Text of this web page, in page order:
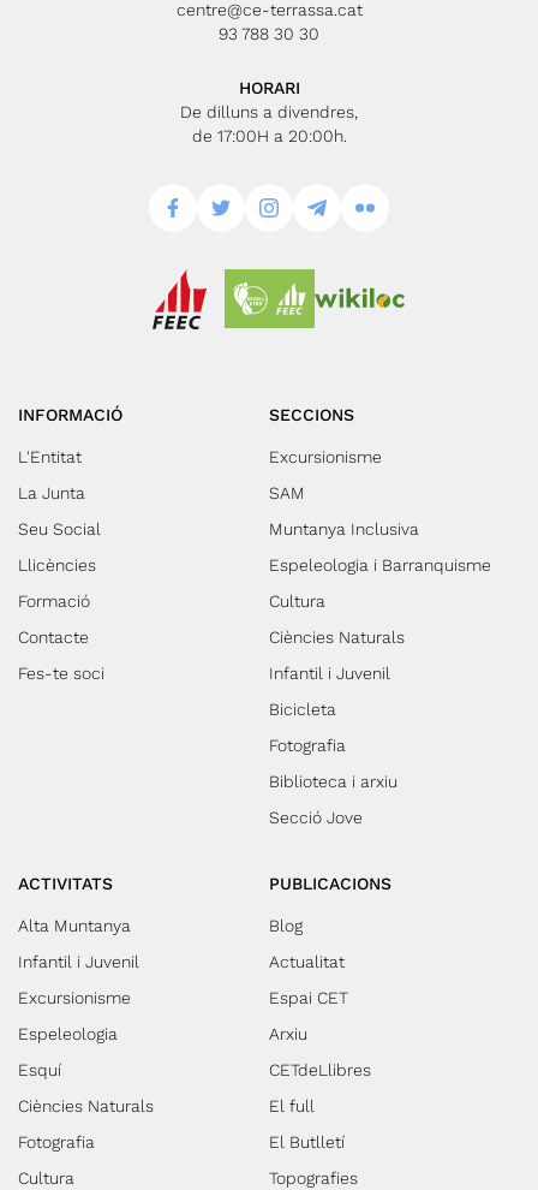
centre@ce-terrassa.cat
93 788 30 30
HORARI
De dilluns a divendres,
de 17:00H a 20:00h.
INFORMACIÓ
L'Entitat
La Junta
Seu Social
Llicències
Formació
Contacte
Fes-te soci
SECCIONS
Excursionisme
SAM
Muntanya Inclusiva
Espeleologia i Barranquisme
Cultura
Ciències Naturals
Infantil i Juvenil
Bicicleta
Fotografia
Biblioteca i arxiu
Secció Jove
ACTIVITATS
Alta Muntanya
Infantil i Juvenil
Excursionisme
Espeleologia
Esquí
Ciències Naturals
Fotografia
Cultura
PUBLICACIONS
Blog
Actualitat
Espai CET
Arxiu
CETdeLlibres
El full
El Butlletí
Topografies